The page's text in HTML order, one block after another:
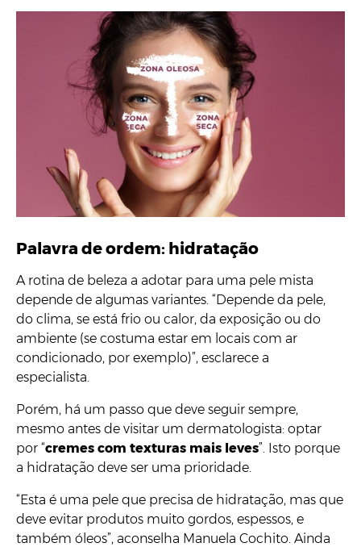
Palavra de ordem: hidratação
A rotina de beleza a adotar para uma pele mista
depende de algumas variantes. “Depende da pele,
do clima, se está frio ou calor, da exposição ou do
ambiente (se costuma estar em locais com ar
condicionado, por exemplo)”, esclarece a
especialista.
Porém, há um passo que deve seguir sempre,
mesmo antes de visitar um dermatologista: optar
por “cremes com texturas mais leves”. Isto porque
a hidratação deve ser uma prioridade.
“Esta é uma pele que precisa de hidratação, mas que
deve evitar produtos muito gordos, espessos, e
também óleos”, aconselha Manuela Cochito. Ainda